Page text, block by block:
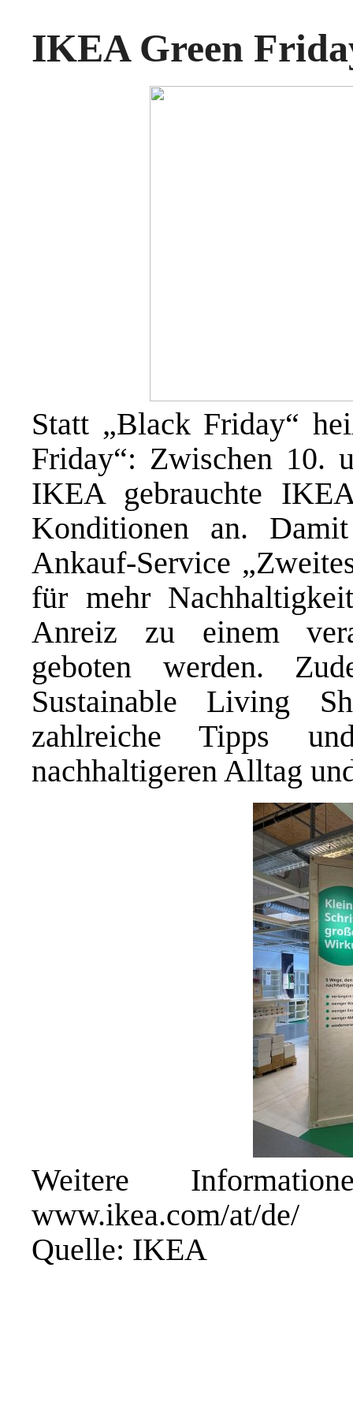
IKEA Green
Statt „Black Friday“
Friday“: Zwischen 10.
IKEA gebrauchte
Konditionen an.
Ankauf-Service
für mehr
Anreiz zu einem
geboten werden.
Sustainable Living
zahlreiche Tipps
nachhaltigeren Alltag
Weitere
www.ikea.com/at/de/
Quelle: IKEA